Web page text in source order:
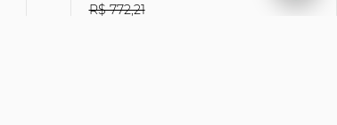
R$ 772,21